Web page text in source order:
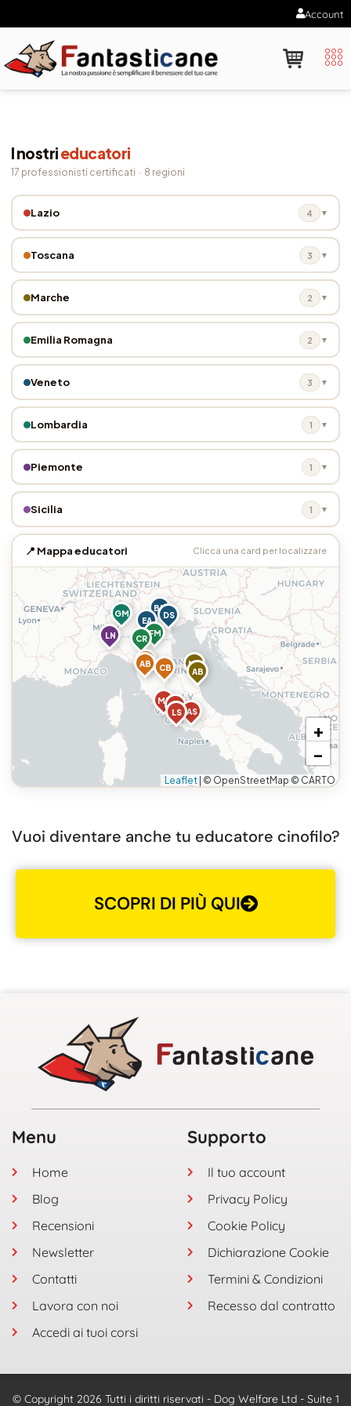
Account
I nostrieducatori
17 professionisti certificati · 8 regioni
Lazio 4 ▼
Toscana 3 ▼
Marche 2 ▼
Emilia Romagna 2 ▼
Veneto 3 ▼
Lombardia 1 ▼
Piemonte 1 ▼
Sicilia 1 ▼
Mappa educatori Clicca una card per localizzare
IA
MB
AS
LS
CB
AB
BC
MC
AB
CR
FM
DS
EA
BM
GM
LN
+
−
Leaflet | © OpenStreetMap © CARTO
Vuoi diventare anche tu educatore cinofilo?
SCOPRI DI PIÙ QUI
Menu
Home
Blog
Recensioni
Newsletter
Contatti
Lavora con noi
Accedi ai tuoi corsi
Supporto
Il tuo account
Privacy Policy
Cookie Policy
Dichiarazione Cookie
Termini & Condizioni
Recesso dal contratto
© Copyright 2026 Tutti i diritti riservati - Dog Welfare Ltd - Suite 1